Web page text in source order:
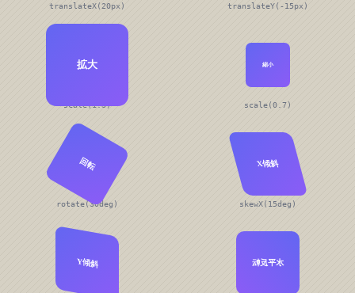
translateX(20px) translateY(-15px)
拡大
scale(1.3)
縮小
scale(0.7)
回転
rotate(30deg)
X傾斜
skewX(15deg)
Y傾斜 水平反転